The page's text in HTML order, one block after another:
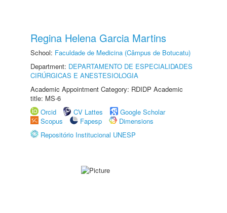
Regina Helena Garcia Martins
School: Faculdade de Medicina (Câmpus de Botucatu)
Department: DEPARTAMENTO DE ESPECIALIDADES
CIRÚRGICAS E ANESTESIOLOGIA
Academic Appointment Category: RDIDP Academic
title: MS-6
Orcid
CV Lattes
Google Scholar
Scopus
Fapesp
Dimensions
Repositório Institucional UNESP